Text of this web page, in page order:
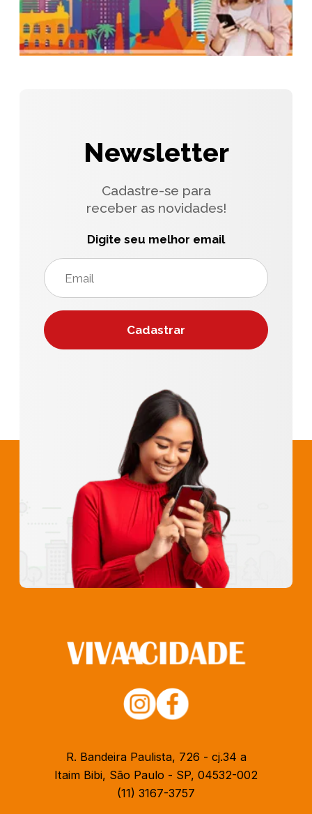
Newsletter
Cadastre-se para
receber as novidades!
Digite seu melhor email
R. Bandeira Paulista, 726 - cj.34 a
Itaim Bibi, São Paulo - SP, 04532-002
(11) 3167-3757